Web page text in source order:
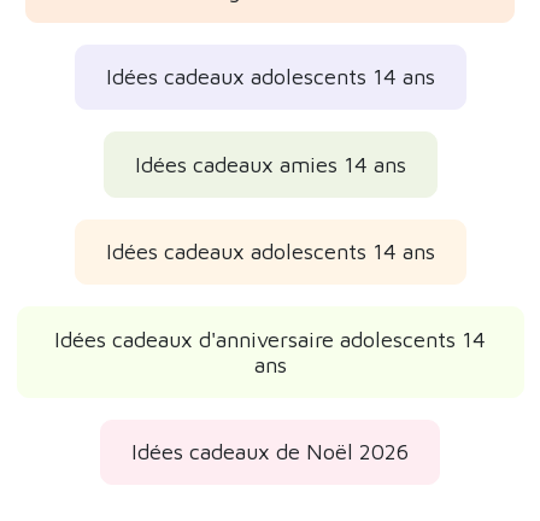
Idées cadeaux adolescents 14 ans
Idées cadeaux amies 14 ans
Idées cadeaux adolescents 14 ans
Idées cadeaux d'anniversaire adolescents 14
ans
Idées cadeaux de Noël 2026